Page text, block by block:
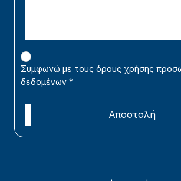
Συμφωνώ με τους όρους χρήσης
δεδομένων *
Αποστολή